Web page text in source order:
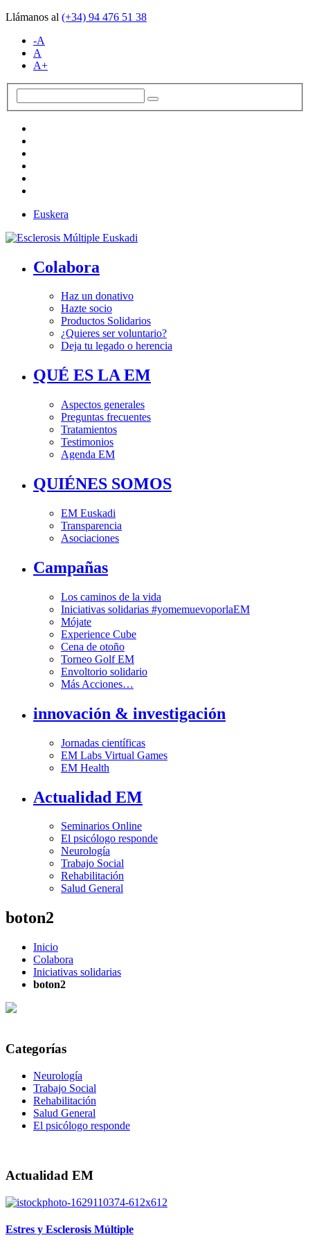
Llámanos al (+34) 94 476 51 38
-A
A
A+
Euskera
Colabora
Haz un donativo
Hazte socio
Productos Solidarios
¿Quieres ser voluntario?
Deja tu legado o herencia
QUÉ ES LA EM
Aspectos generales
Preguntas frecuentes
Tratamientos
Testimonios
Agenda EM
QUIÉNES SOMOS
EM Euskadi
Transparencia
Asociaciones
Campañas
Los caminos de la vida
Iniciativas solidarias #yomemuevoporlaEM
Mójate
Experience Cube
Cena de otoño
Torneo Golf EM
Envoltorio solidario
Más Acciones…
innovación & investigación
Jornadas científicas
EM Labs Virtual Games
EM Health
Actualidad EM
Seminarios Online
El psicólogo responde
Neurología
Trabajo Social
Rehabilitación
Salud General
boton2
Inicio
Colabora
Iniciativas solidarias
boton2
Categorías
Neurología
Trabajo Social
Rehabilitación
Salud General
El psicólogo responde
Actualidad EM
Estres y Esclerosis Múltiple